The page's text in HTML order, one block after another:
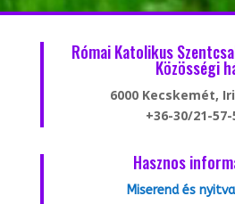
Római Katolikus
Közösségi
6000 Kecskemét,
+36-30/21-57-
Hasznos
Miserend és